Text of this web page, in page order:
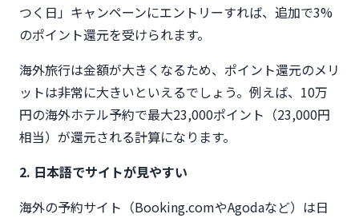
つく日」キャンペーンにエントリーすれば、追加で3%
のポイント還元を受けられます。
海外旅行は金額が大きくなるため、ポイント還元のメリ
ットは非常に大きいといえるでしょう。例えば、10万
円の海外ホテル予約で最大23,000ポイント（23,000円
相当）が還元される計算になります。
2. 日本語でサイトが見やすい
海外の予約サイト（Booking.comやAgodaなど）は日